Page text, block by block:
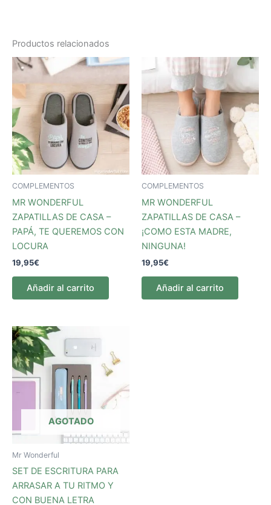
Productos relacionados
COMPLEMENTOS
MR WONDERFUL
ZAPATILLAS DE CASA –
PAPÁ, TE QUEREMOS CON
LOCURA
19,95€
Añadir al carrito
COMPLEMENTOS
MR WONDERFUL
ZAPATILLAS DE CASA –
¡COMO ESTA MADRE,
NINGUNA!
19,95€
Añadir al carrito
AGOTADO
Mr Wonderful
SET DE ESCRITURA PARA
ARRASAR A TU RITMO Y
CON BUENA LETRA